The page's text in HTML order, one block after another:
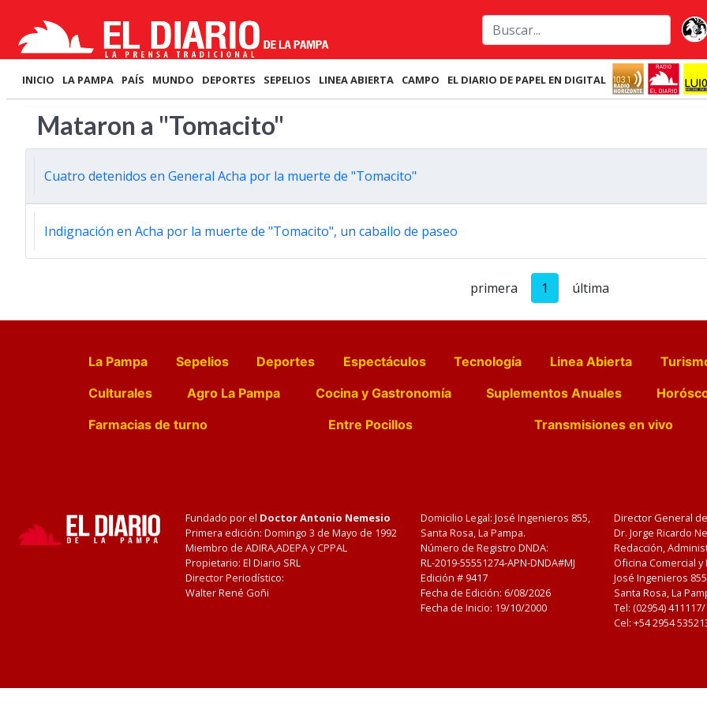
INICIO LA PAMPA PAÍS MUNDO DEPORTES SEPELIOS LINEA ABIERTA CAMPO EL DIARIO DE PAPEL EN DIGITAL
Mataron a "Tomacito"
Cuatro detenidos en General Acha por la muerte de "Tomacito"
Indignación en Acha por la muerte de "Tomacito", un caballo de paseo
primera 1 última
La Pampa Sepelios Deportes Espectáculos Tecnología Linea Abierta
Culturales
Agro La Pampa Cocina y Gastronomía Suplementos Anuales
Farmacias de turno
Entre Pocillos Transmisiones en vivo
Fundado por el Doctor Antonio Nemesio
Primera edición: Domingo 3 de Mayo de 1992
Miembro de ADIRA,ADEPA y CPPAL
Propietario: El Diario SRL
Director Periodístico:
Walter René Goñi
Domicilio Legal: José Ingenieros 855,
Santa Rosa, La Pampa.
Número de Registro DNDA:
RL-2019-55551274-APN-DNDA#MJ
Edición # 9417
Fecha de Edición: 6/08/2026
Fecha de Inicio: 19/10/2000
Director General
Dr. Jorge Ricardo
Redacción,
Oficina Comercial
José Ingenieros
Santa Rosa, La
Tel: (02954)
Cel: +54 2954